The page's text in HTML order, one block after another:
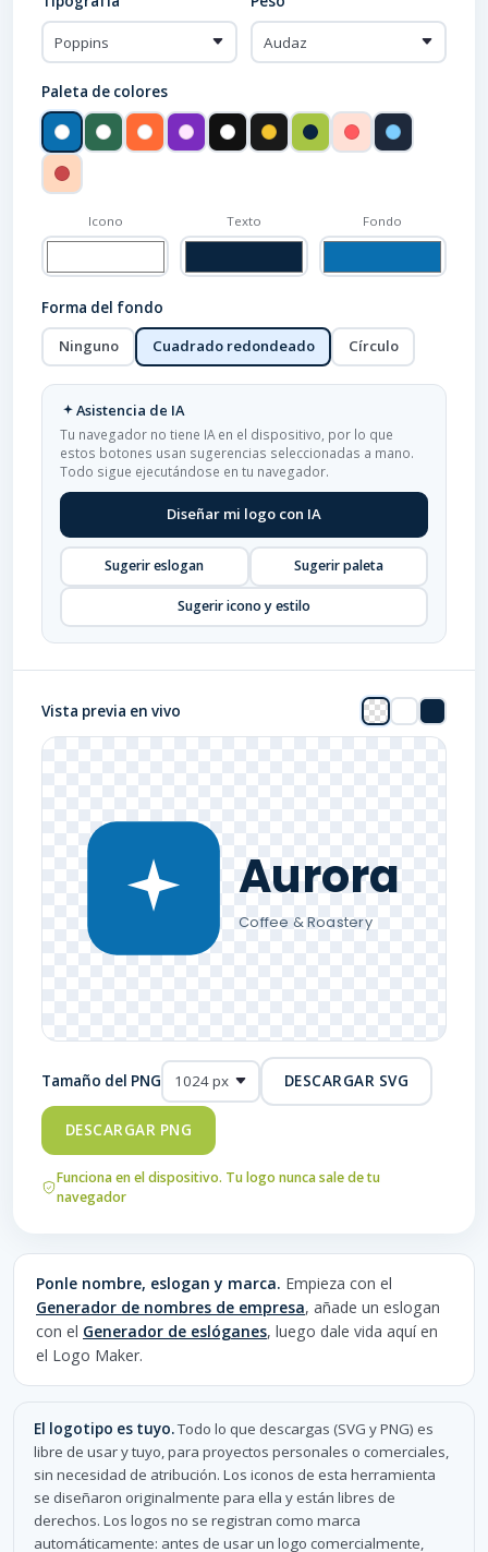
Paleta de colores
Icono Texto Fondo
Forma del fondo
Ninguno
Cuadrado redondeado Círculo
Asistencia de IA
Tu navegador no tiene IA en el dispositivo, por lo que
estos botones usan sugerencias seleccionadas a mano.
Todo sigue ejecutándose en tu navegador.
Diseñar mi logo con IA
Sugerir eslogan Sugerir paleta
Sugerir icono y estilo
Vista previa en vivo
Aurora
Coffee & Roastery
Tamaño del PNG DESCARGAR SVG
DESCARGAR PNG
Funciona en el dispositivo. Tu logo nunca sale de tu
navegador
Ponle nombre, eslogan y marca. Empieza con el
Generador de nombres de empresa, añade un eslogan
con el Generador de eslóganes, luego dale vida aquí en
el Logo Maker.
El logotipo es tuyo.Todo lo que descargas (SVG y PNG) es
libre de usar y tuyo, para proyectos personales o comerciales,
sin necesidad de atribución. Los iconos de esta herramienta
se diseñaron originalmente para ella y están libres de
derechos. Los logos no se registran como marca
automáticamente: antes de usar un logo comercialmente,